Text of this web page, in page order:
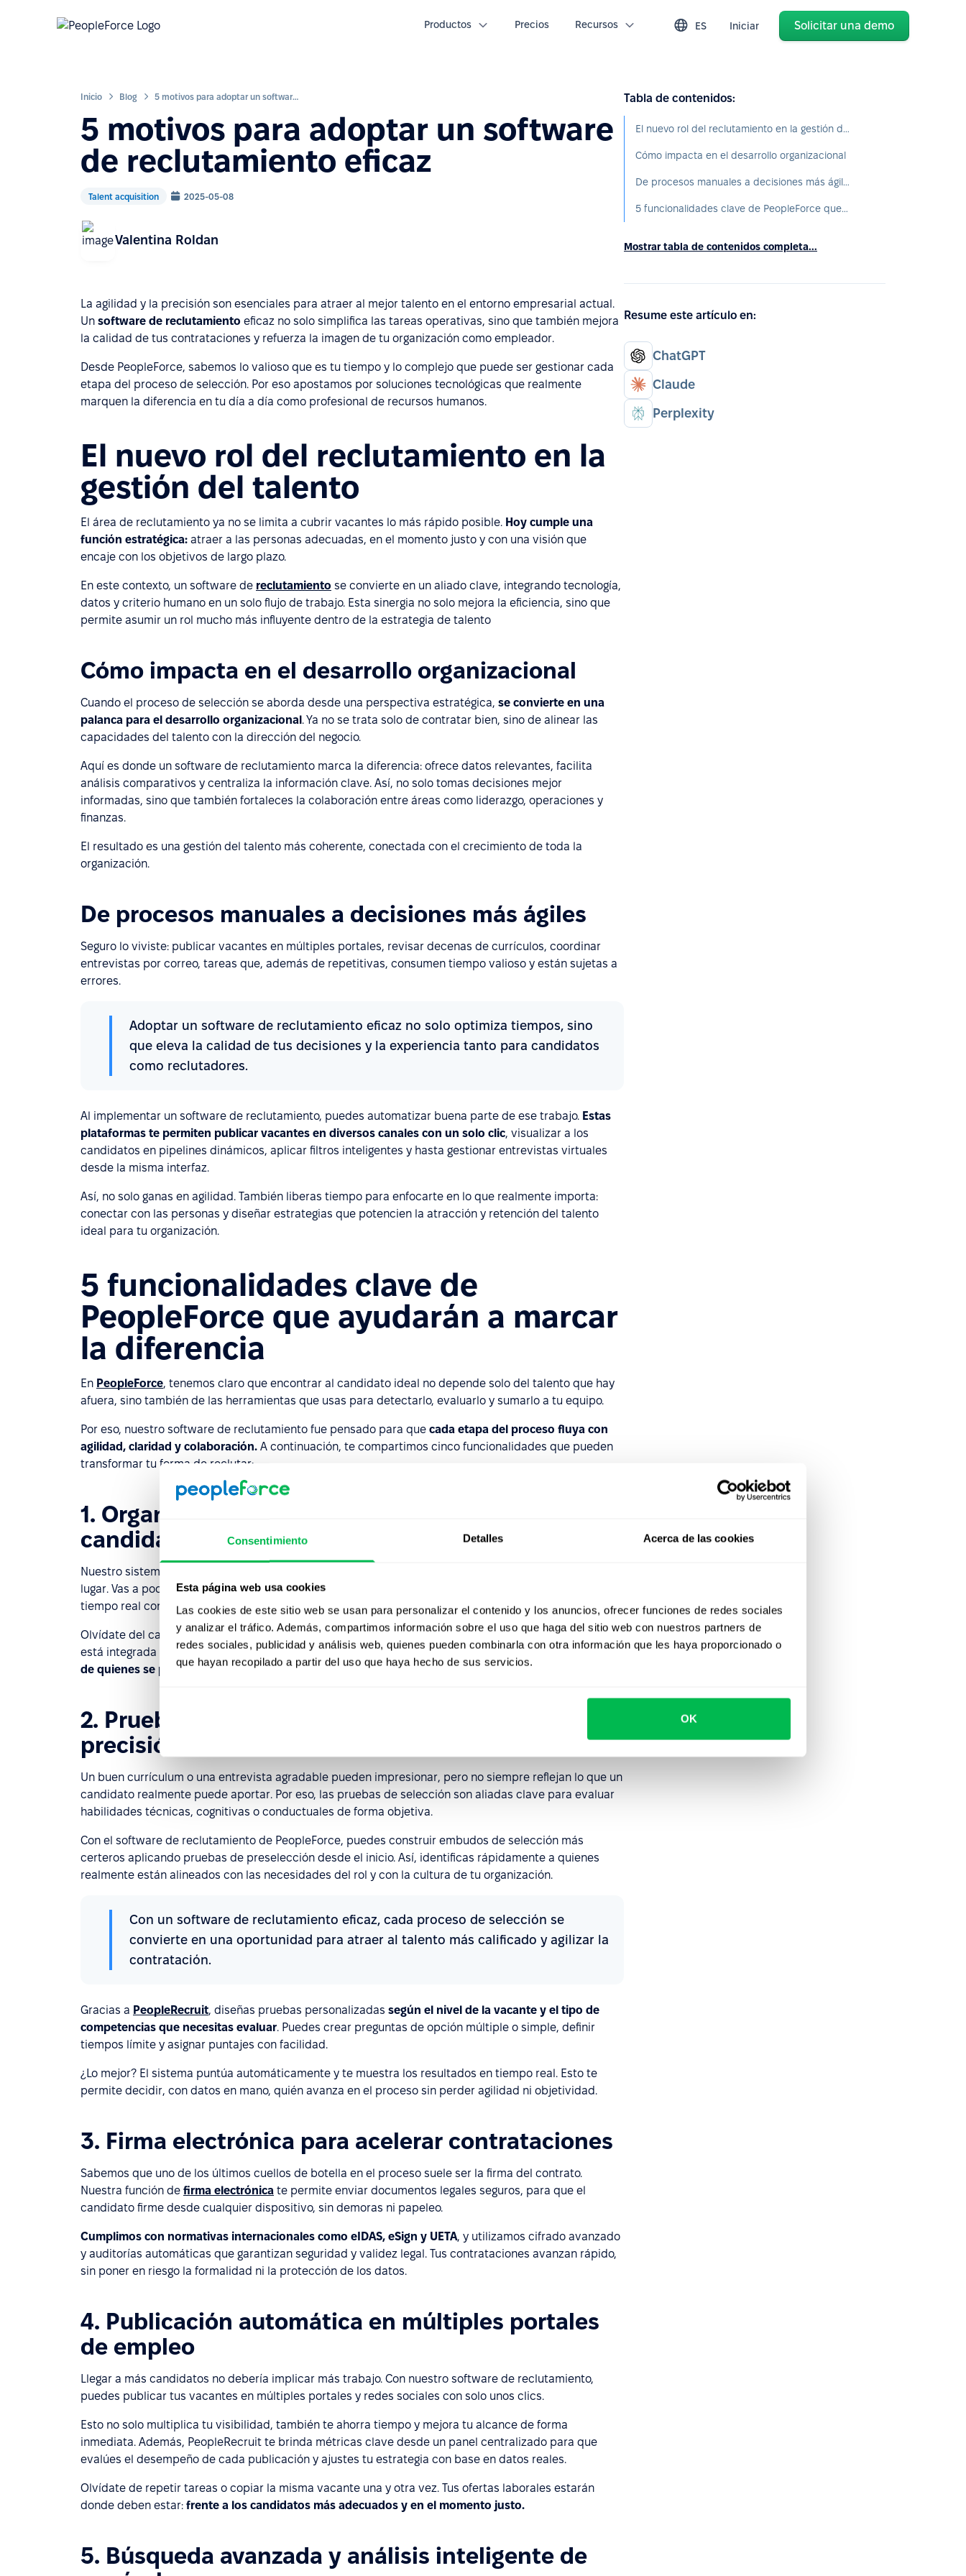
Consentimiento Detalles Acerca de las cookies
Esta página web usa cookies
Las cookies de este sitio web se usan para personalizar el contenido y los anuncios, ofrecer funciones de redes sociales
y analizar el tráfico. Además, compartimos información sobre el uso que haga del sitio web con nuestros partners de
redes sociales, publicidad y análisis web, quienes pueden combinarla con otra información que les haya proporcionado o
que hayan recopilado a partir del uso que haya hecho de sus servicios.
OK
Productos Precios Recursos ES Iniciar Solicitar una demo
Inicio Blog 5 motivos para adoptar un software de reclutamiento eficaz
5 motivos para adoptar un software
de reclutamiento eficaz
Talent acquisition 2025-05-08
Valentina Roldan
La agilidad y la precisión son esenciales para atraer al mejor talento en el entorno empresarial actual.
Un software de reclutamiento eficaz no solo simplifica las tareas operativas, sino que también mejora
la calidad de tus contrataciones y refuerza la imagen de tu organización como empleador.
Desde PeopleForce, sabemos lo valioso que es tu tiempo y lo complejo que puede ser gestionar cada
etapa del proceso de selección. Por eso apostamos por soluciones tecnológicas que realmente
marquen la diferencia en tu día a día como profesional de recursos humanos.
El nuevo rol del reclutamiento en la
gestión del talento
El área de reclutamiento ya no se limita a cubrir vacantes lo más rápido posible. Hoy cumple una
función estratégica: atraer a las personas adecuadas, en el momento justo y con una visión que
encaje con los objetivos de largo plazo.
En este contexto, un software de reclutamiento se convierte en un aliado clave, integrando tecnología,
datos y criterio humano en un solo flujo de trabajo. Esta sinergia no solo mejora la eficiencia, sino que
permite asumir un rol mucho más influyente dentro de la estrategia de talento
Cómo impacta en el desarrollo organizacional
Cuando el proceso de selección se aborda desde una perspectiva estratégica, se convierte en una
palanca para el desarrollo organizacional. Ya no se trata solo de contratar bien, sino de alinear las
capacidades del talento con la dirección del negocio.
Aquí es donde un software de reclutamiento marca la diferencia: ofrece datos relevantes, facilita
análisis comparativos y centraliza la información clave. Así, no solo tomas decisiones mejor
informadas, sino que también fortaleces la colaboración entre áreas como liderazgo, operaciones y
finanzas.
El resultado es una gestión del talento más coherente, conectada con el crecimiento de toda la
organización.
De procesos manuales a decisiones más ágiles
Seguro lo viviste: publicar vacantes en múltiples portales, revisar decenas de currículos, coordinar
entrevistas por correo, tareas que, además de repetitivas, consumen tiempo valioso y están sujetas a
errores.
Adoptar un software de reclutamiento eficaz no solo optimiza tiempos, sino
que eleva la calidad de tus decisiones y la experiencia tanto para candidatos
como reclutadores.
Al implementar un software de reclutamiento, puedes automatizar buena parte de ese trabajo. Estas
plataformas te permiten publicar vacantes en diversos canales con un solo clic, visualizar a los
candidatos en pipelines dinámicos, aplicar filtros inteligentes y hasta gestionar entrevistas virtuales
desde la misma interfaz.
Así, no solo ganas en agilidad. También liberas tiempo para enfocarte en lo que realmente importa:
conectar con las personas y diseñar estrategias que potencien la atracción y retención del talento
ideal para tu organización.
5 funcionalidades clave de
PeopleForce que ayudarán a marcar
la diferencia
En PeopleForce, tenemos claro que encontrar al candidato ideal no depende solo del talento que hay
afuera, sino también de las herramientas que usas para detectarlo, evaluarlo y sumarlo a tu equipo.
Por eso, nuestro software de reclutamiento fue pensado para que cada etapa del proceso fluya con
agilidad, claridad y colaboración. A continuación, te compartimos cinco funcionalidades que pueden
transformar tu forma de reclutar:
1. Organización y seguimiento centralizado de
candidatos (ATS)
Nuestro sistema de seguimiento de candidatos (
lugar. Vas a poder filtrar por criterios específicos, saber en qué etapa está cada perfil y colaborar en
tiempo real con tu equipo.
Olvídate del caos entre hojas de cálculo, mails sueltos o chats dispersos. Ahora, toda la información
está integrada en una sola plataforma, lo quefacilita tus decisiones y mejora también la experiencia
de quienes se postulan.
2. Pruebas de selección para contratar con mayor
precisión
Un buen currículum o una entrevista agradable pueden impresionar, pero no siempre reflejan lo que un
candidato realmente puede aportar. Por eso, las pruebas de selección son aliadas clave para evaluar
habilidades técnicas, cognitivas o conductuales de forma objetiva.
Con el software de reclutamiento de PeopleForce, puedes construir embudos de selección más
certeros aplicando pruebas de preselección desde el inicio. Así, identificas rápidamente a quienes
realmente están alineados con las necesidades del rol y con la cultura de tu organización.
Con un software de reclutamiento eficaz, cada proceso de selección se
convierte en una oportunidad para atraer al talento más calificado y agilizar la
contratación.
Gracias a PeopleRecruit, diseñas pruebas personalizadas según el nivel de la vacante y el tipo de
competencias que necesitas evaluar. Puedes crear preguntas de opción múltiple o simple, definir
tiempos límite y asignar puntajes con facilidad.
¿Lo mejor? El sistema puntúa automáticamente y te muestra los resultados en tiempo real. Esto te
permite decidir, con datos en mano, quién avanza en el proceso sin perder agilidad ni objetividad.
3. Firma electrónica para acelerar contrataciones
Sabemos que uno de los últimos cuellos de botella en el proceso suele ser la firma del contrato.
Nuestra función de firma electrónica te permite enviar documentos legales seguros, para que el
candidato firme desde cualquier dispositivo, sin demoras ni papeleo.
Cumplimos con normativas internacionales como eIDAS, eSign y UETA, y utilizamos cifrado avanzado
y auditorías automáticas que garantizan seguridad y validez legal. Tus contrataciones avanzan rápido,
sin poner en riesgo la formalidad ni la protección de los datos.
4. Publicación automática en múltiples portales
de empleo
Llegar a más candidatos no debería implicar más trabajo. Con nuestro software de reclutamiento,
puedes publicar tus vacantes en múltiples portales y redes sociales con solo unos clics.
Esto no solo multiplica tu visibilidad, también te ahorra tiempo y mejora tu alcance de forma
inmediata. Además, PeopleRecruit te brinda métricas clave desde un panel centralizado para que
evalúes el desempeño de cada publicación y ajustes tu estrategia con base en datos reales.
Olvídate de repetir tareas o copiar la misma vacante una y otra vez. Tus ofertas laborales estarán
donde deben estar: frente a los candidatos más adecuados y en el momento justo.
5. Búsqueda avanzada y análisis inteligente de
Tabla de contenidos:
El nuevo rol del reclutamiento en la gestión del talento
Cómo impacta en el desarrollo organizacional
De procesos manuales a decisiones más ágiles
5 funcionalidades clave de PeopleForce que ayudarán a marcar la diferencia
Mostrar tabla de contenidos completa...
Resume este artículo en:
ChatGPT
Claude
Perplexity